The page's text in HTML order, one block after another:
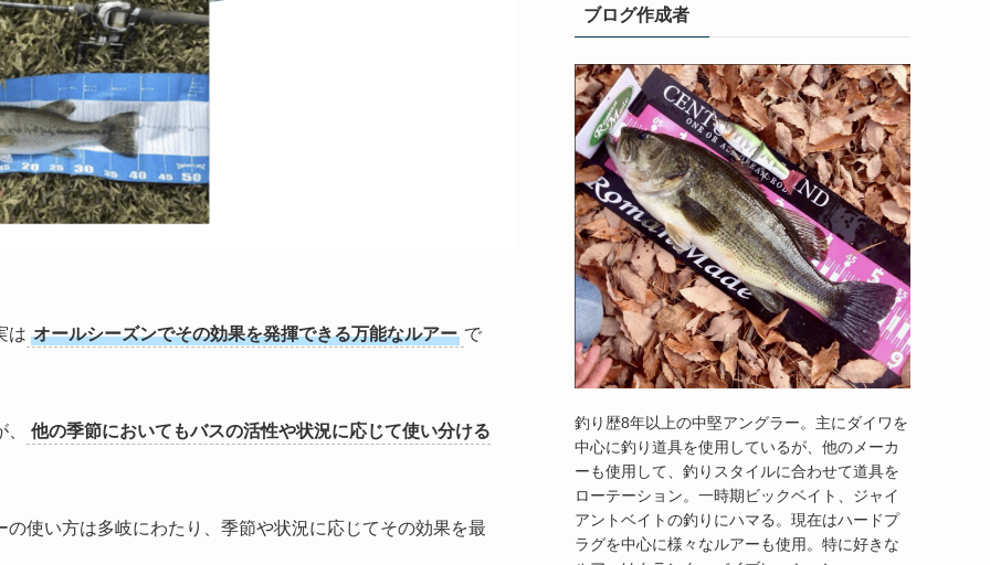
は オールシーズンでその効果を発揮できる万能なルアー で
他の季節においてもバスの活性や状況に応じて使い分ける
使い方は多岐にわたり、季節や状況に応じてその効果を最
ブログ作成者
釣り歴8年以上の中堅アングラー。主にダイワを
中心に釣り道具を使用しているが、他のメーカ
ーも使用して、釣りスタイルに合わせて道具を
ローテーション。一時期ビックベイト、ジャイ
アントベイトの釣りにハマる。現在はハードプ
ラグを中心に様々なルアーも使用。特に好きな